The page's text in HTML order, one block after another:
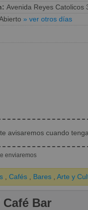
Avenida Reyes Catolicos
» ver otros días
avisaremos cuando
enviaremos
Cafés Bares Arte y
Bar